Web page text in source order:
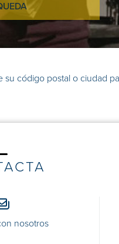
código postal o ciudad
nosotros